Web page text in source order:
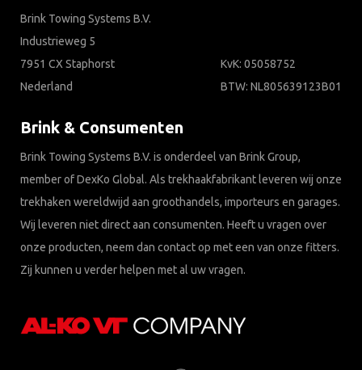
Brink Towing Systems B.V.
Industrieweg 5
7951 CX Staphorst
Nederland
KvK: 05058752
BTW: NL805639123B01
Brink & Consumenten
Brink Towing Systems B.V. is onderdeel van Brink Group,
member of DexKo Global. Als trekhaakfabrikant leveren wij onze
trekhaken wereldwijd aan groothandels, importeurs en garages.
Wij leveren niet direct aan consumenten. Heeft u vragen over
onze producten, neem dan contact op met een van onze fitters.
Zij kunnen u verder helpen met al uw vragen.